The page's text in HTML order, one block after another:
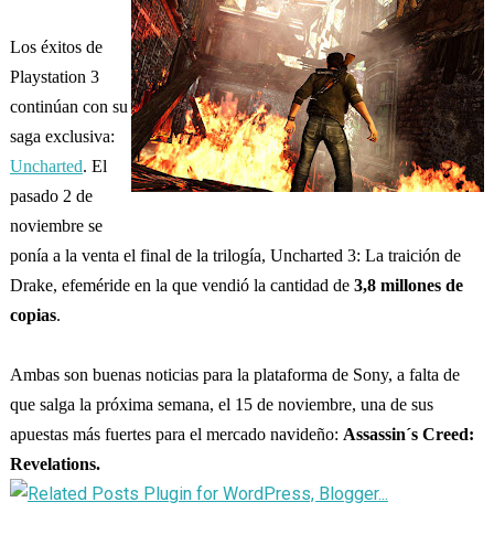
Los éxitos de
Playstation 3
continúan con su
saga exclusiva:
Uncharted. El
pasado 2 de
noviembre se
ponía a la venta el final de la trilogía, Uncharted 3: La traición de
Drake, efeméride en la que vendió la cantidad de 3,8 millones de
copias.
Ambas son buenas noticias para la plataforma de Sony, a falta de
que salga la próxima semana, el 15 de noviembre, una de sus
apuestas más fuertes para el mercado navideño: Assassin´s Creed:
Revelations.